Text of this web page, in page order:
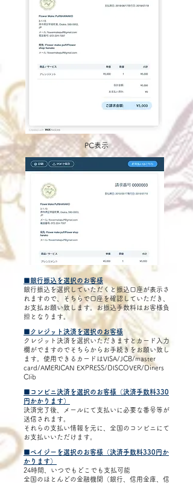
PC表示
■銀行振込を選択のお客様
​銀行振込を選択していただくと振込口座が表示さ
れますので、そちらで口座を確認していただき、
お支払お願い致します。お振込手数料はお客様負
担となります。
■クレジット決済を選択のお客様
クレジット決済を選択いただきますとカード入力
欄がでますのでそちらからお手続きをお願い致し
ます。使用できるカードはVISA/JCB/master
card/AMERICAN EXPRESS/DISCOVER/Diners
Clib
■コンビニ決済を選択のお客様（決済手数料330
円かかります）
決済完了後、メールにて支払いに必要な番号等が
送信されます。
それらの支払い情報を元に、全国のコンビニにて
お支払いいただけます。
■ペイジーを選択のお客様（決済手数料330円か
かります）
24時間、いつでもどこでも支払可能
全国のほとんどの金融機関（銀行、信用金庫、信